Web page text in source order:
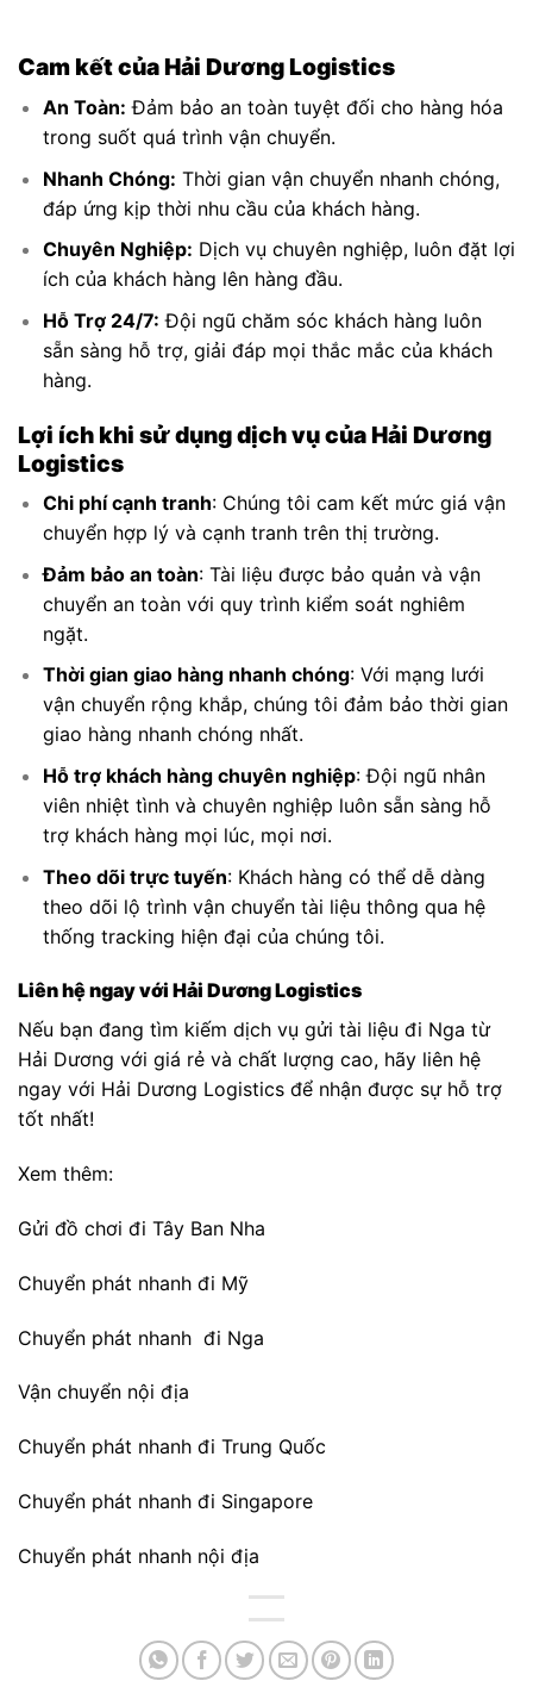
Cam kết của Hải Dương Logistics
An Toàn: Đảm bảo an toàn tuyệt đối cho hàng hóa
trong suốt quá trình vận chuyển.
Nhanh Chóng: Thời gian vận chuyển nhanh chóng,
đáp ứng kịp thời nhu cầu của khách hàng.
Chuyên Nghiệp: Dịch vụ chuyên nghiệp, luôn đặt lợi
ích của khách hàng lên hàng đầu.
Hỗ Trợ 24/7: Đội ngũ chăm sóc khách hàng luôn
sẵn sàng hỗ trợ, giải đáp mọi thắc mắc của khách
hàng.
Lợi ích khi sử dụng dịch vụ của Hải Dương
Logistics
Chi phí cạnh tranh: Chúng tôi cam kết mức giá vận
chuyển hợp lý và cạnh tranh trên thị trường.
Đảm bảo an toàn: Tài liệu được bảo quản và vận
chuyển an toàn với quy trình kiểm soát nghiêm
ngặt.
Thời gian giao hàng nhanh chóng: Với mạng lưới
vận chuyển rộng khắp, chúng tôi đảm bảo thời gian
giao hàng nhanh chóng nhất.
Hỗ trợ khách hàng chuyên nghiệp: Đội ngũ nhân
viên nhiệt tình và chuyên nghiệp luôn sẵn sàng hỗ
trợ khách hàng mọi lúc, mọi nơi.
Theo dõi trực tuyến: Khách hàng có thể dễ dàng
theo dõi lộ trình vận chuyển tài liệu thông qua hệ
thống tracking hiện đại của chúng tôi.
Liên hệ ngay với Hải Dương Logistics
Nếu bạn đang tìm kiếm dịch vụ gửi tài liệu đi Nga từ
Hải Dương với giá rẻ và chất lượng cao, hãy liên hệ
ngay với Hải Dương Logistics để nhận được sự hỗ trợ
tốt nhất!
Xem thêm:
Gửi đồ chơi đi Tây Ban Nha
Chuyển phát nhanh đi Mỹ
Chuyển phát nhanh đi Nga
Vận chuyển nội địa
Chuyển phát nhanh đi Trung Quốc
Chuyển phát nhanh đi Singapore
Chuyển phát nhanh nội địa